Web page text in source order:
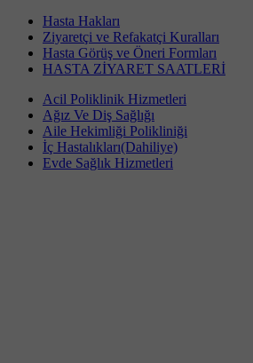
Hasta Hakları
Ziyaretçi ve Refakatçi Kuralları
Hasta Görüş ve Öneri Formları
HASTA ZİYARET SAATLERİ
Acil Poliklinik Hizmetleri
Ağız Ve Diş Sağlığı
Aile Hekimliği Polikliniği
İç Hastalıkları(Dahiliye)
Evde Sağlık Hizmetleri